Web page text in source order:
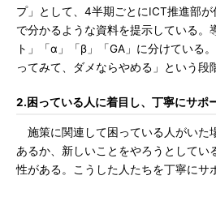
プ」として、4半期ごとにICT推進部が
で分かるような資料を提示している。
ト」「α」「β」「GA」に分けている
ってみて、ダメならやめる」という段
2.困っている人に着目し、丁寧にサポ
施策に関連して困っている人がいた
あるか、新しいことをやろうとしてい
性がある。こうした人たちを丁寧にサ